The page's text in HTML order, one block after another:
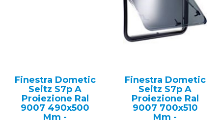
Finestra Dometic
Seitz S7p A
Proiezione Ral
9007 490x500
Mm -
Finestra Dometic
Seitz S7p A
Proiezione Ral
9007 700x510
Mm -